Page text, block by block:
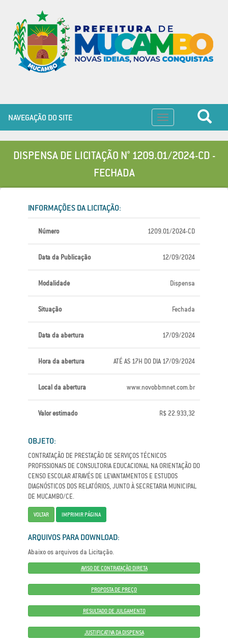
Toggle
navigation
NAVEGAÇÃO DO SITE
DISPENSA DE LICITAÇÃO N° 1209.01/2024-CD -
FECHADA
INFORMAÇÕES DA LICITAÇÃO:
Número 1209.01/2024-CD
Data da Publicação 12/09/2024
Modalidade Dispensa
Situação Fechada
Data da abertura 17/09/2024
Hora da abertura ATÉ AS 17H DO DIA 17/09/2024
Local da abertura www.novobbmnet.com.br
Valor estimado R$ 22.933,32
OBJETO:
CONTRATAÇÃO DE PRESTAÇÃO DE SERVIÇOS TÉCNICOS
PROFISSIONAIS DE CONSULTORIA EDUCACIONAL NA ORIENTAÇÃO DO
CENSO ESCOLAR ATRAVÉS DE LEVANTAMENTOS E ESTUDOS
DIAGNÓSTICOS DOS RELATÓRIOS, JUNTO À SECRETARIA MUNICIPAL
DE MUCAMBO/CE.
VOLTAR IMPRIMIR PÁGINA
ARQUIVOS PARA DOWNLOAD:
Abaixo os arquivos da Licitação.
AVISO DE CONTRATAÇÃO DIRETA
PROPOSTA DE PREÇO
RESULTADO DE JULGAMENTO
JUSTIFICATIVA DA DISPENSA